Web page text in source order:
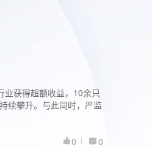
获得超额收益，10余只
续攀升。与此同时，严监
0
0